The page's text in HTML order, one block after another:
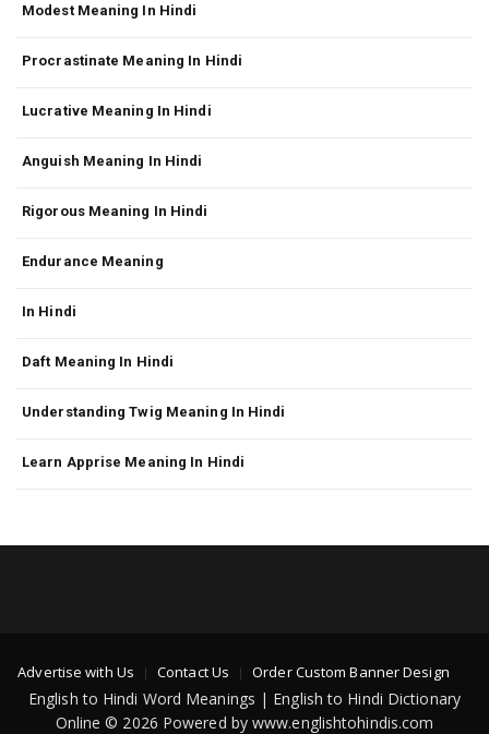
Modest Meaning In Hindi
Procrastinate Meaning In Hindi
Lucrative Meaning In Hindi
Anguish Meaning In Hindi
Rigorous Meaning In Hindi
Endurance Meaning
In Hindi
Daft Meaning In Hindi
Understanding Twig Meaning In Hindi
Learn Apprise Meaning In Hindi
Advertise with Us Contact Us Order Custom Banner Design
English to Hindi Word Meanings | English to Hindi Dictionary
Online © 2026 Powered by www.englishtohindis.com